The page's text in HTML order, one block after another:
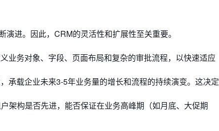
进。因此，CRM的灵活性和扩展性至关重要。
业务对象、字段、页面布局和复杂的审批流程，以快速适应
承载企业未来3-5年业务量的增长和流程的持续演变。这决定
架构是否先进，能否保证在业务高峰期（如月底、大促期